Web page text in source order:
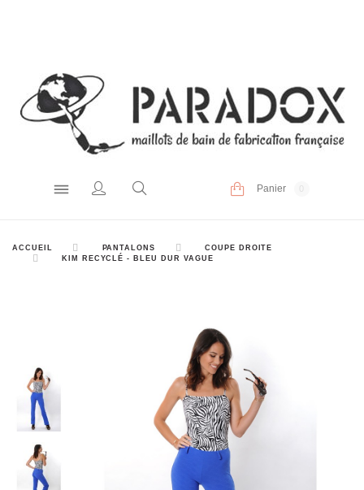
Panier
ACCUEIL PANTALONS
COUPE DROITE
KIM RECYCLÉ - BLEU DUR VAGUE